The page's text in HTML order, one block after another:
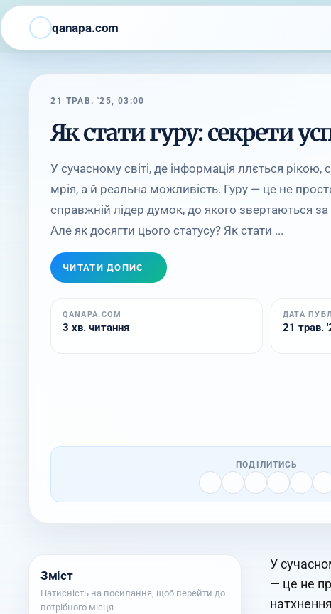
qanapa.com
21 ТРАВ. '25, 03:00
Як стати гуру: секрети
У сучасному світі, де інформація ллється
мрія, а й реальна можливість. Гуру — це не
справжній лідер думок, до якого звертаються
Але як досягти цього статусу? Як стати ...
ЧИТАТИ ДОПИС
QANAPA.COM
3 хв. читання
ДАТА
21 трав.
ПОДІЛИТИСЬ
Зміст
Натисність на посилання, щоб перейти до
потрібного місця
У
— це не